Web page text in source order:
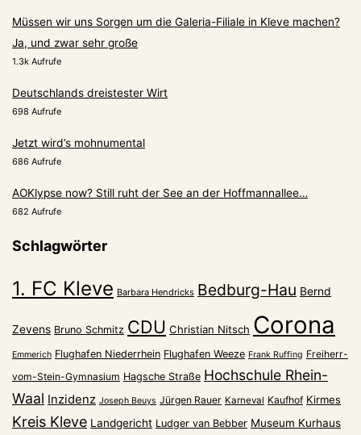
Müssen wir uns Sorgen um die Galeria-Filiale in Kleve machen?
Ja, und zwar sehr große
1.3k Aufrufe
Deutschlands dreistester Wirt
698 Aufrufe
Jetzt wird’s mohnumental
686 Aufrufe
AOKlypse now? Still ruht der See an der Hoffmannallee…
682 Aufrufe
Schlagwörter
1. FC Kleve Barbara Hendricks Bedburg-Hau Bernd
Zevens Bruno Schmitz CDU Christian Nitsch Corona
Emmerich Flughafen Niederrhein Flughafen Weeze Frank Ruffing Freiherr-
vom-Stein-Gymnasium Hagsche Straße Hochschule Rhein-
Waal Inzidenz Joseph Beuys Jürgen Rauer Karneval Kaufhof Kirmes
Kreis Kleve Landgericht Ludger van Bebber Museum Kurhaus